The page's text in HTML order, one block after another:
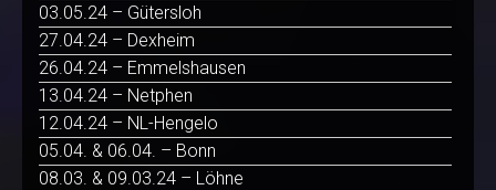
03.05.24 – Gütersloh
27.04.24 – Dexheim
26.04.24 – Emmelshausen
13.04.24 – Netphen
12.04.24 – NL-Hengelo
05.04. & 06.04. – Bonn
08.03. & 09.03.24 – Löhne